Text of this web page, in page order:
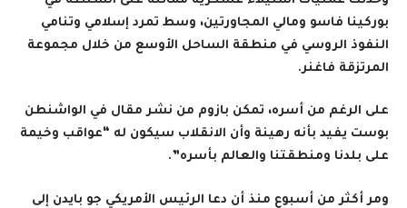
بوركينا فاسو ومالي المجاورتين، وسط تمرد إسلامي وتنامي
النفوذ الروسي في منطقة الساحل الأوسع من خلال مجموعة
المرتزقة فاغنر.
على الرغم من أسره، تمكن بازوم من نشر مقال في الواشنطن
بوست يفيد بأنه رهينة وأن الانقلاب سيكون له “عواقب وخيمة
على بلدنا ومنطقتنا والعالم بأسره”.
ومر أكثر من أسبوع منذ أن دعا الرئيس الأمريكي جو بايدن إلى